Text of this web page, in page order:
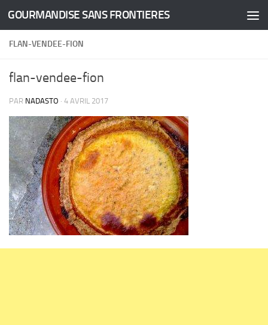
Skip to content
GOURMANDISE SANS FRONTIERES
FLAN-VENDEE-FION
flan-vendee-fion
PAR NADASTO · 4 AVRIL 2017